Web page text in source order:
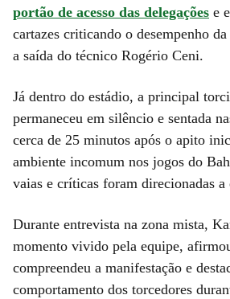
portão de acesso das delegações e
cartazes criticando o desempenho
a saída do técnico Rogério Ceni.
Já dentro do estádio, a principal
permaneceu em silêncio e sentada
cerca de 25 minutos após o apito
ambiente incomum nos jogos do
vaias e críticas foram direcionadas a
Durante entrevista na zona mista,
momento vivido pela equipe,
compreendeu a manifestação e
comportamento dos torcedores